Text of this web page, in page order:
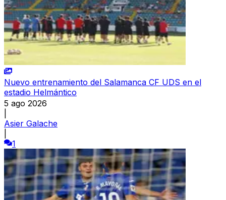
Nuevo entrenamiento del Salamanca CF UDS en el
estadio Helmántico
5 ago 2026
Asier Galache
1